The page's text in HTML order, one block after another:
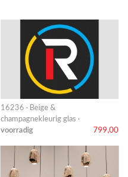
16236 · Beige &
champagnekleurig glas ·
voorradig
799,00